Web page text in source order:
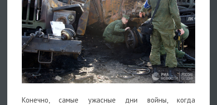
Конечно, самые ужасные дни войны, когда